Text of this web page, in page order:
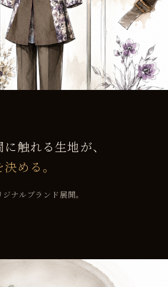
触れる生地が、
める。
ナルブランド展開。